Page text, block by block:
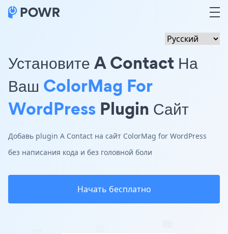
Установите A Contact На
Ваш ColorMag For
WordPress Plugin Сайт
Добавь plugin A Contact на сайт ColorMag for WordPress
без написания кода и без головной боли
Начать бесплатно